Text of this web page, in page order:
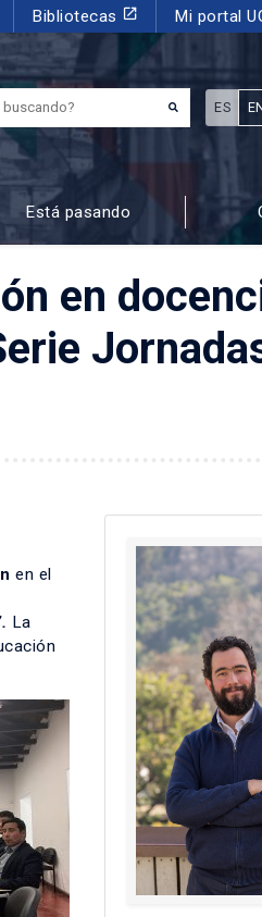
Bibliotecas launch Mi portal
¿Qué estás buscando?
Está pasando
en
en el
La